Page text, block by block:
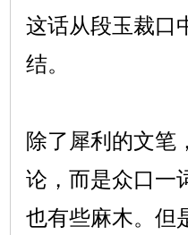
这话从段玉裁口
结。
除了犀利的文笔
论，而是众口一
也有些麻木。但